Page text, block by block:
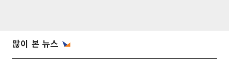
많이 본 뉴스